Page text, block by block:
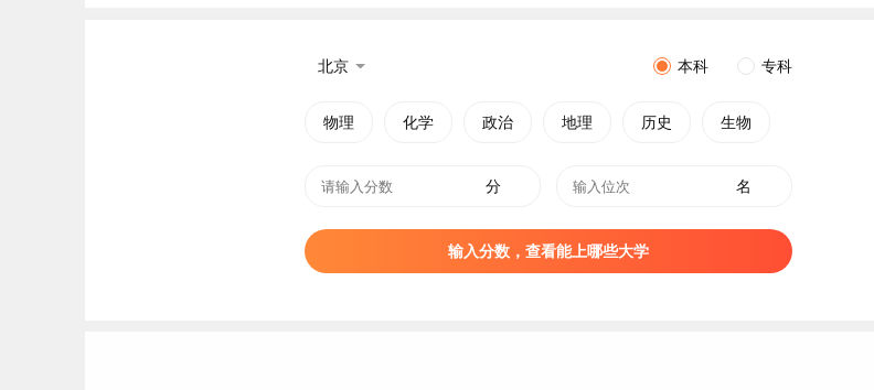
北京
一批：理科686分，文科679分
北京
提前批--法语：理科670分，文科661分
提前批--印地语：文科659分
北京
提前批--菲律宾语：文科658分
北京 本科 专科
物理 化学 政治 地理 历史 生物
分 名
输入分数，查看能上哪些大学